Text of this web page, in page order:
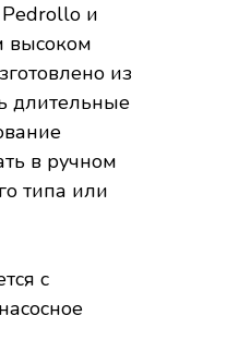
и
высоком
из
длительные
в ручном
типа или
с